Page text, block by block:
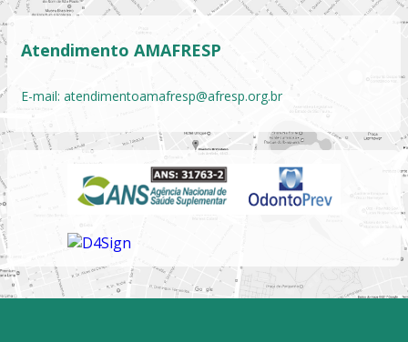
Atendimento AMAFRESP
E-mail: atendimentoamafresp@afresp.org.br